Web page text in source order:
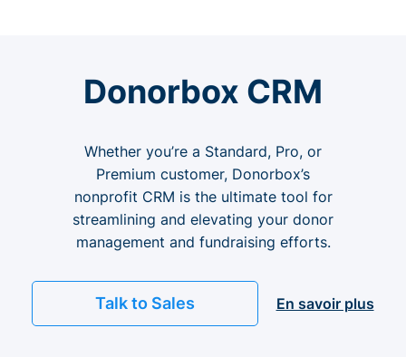
Donorbox CRM
Whether you’re a Standard, Pro, or
Premium customer, Donorbox’s
nonprofit CRM is the ultimate tool for
streamlining and elevating your donor
management and fundraising efforts.
Talk to Sales En savoir plus